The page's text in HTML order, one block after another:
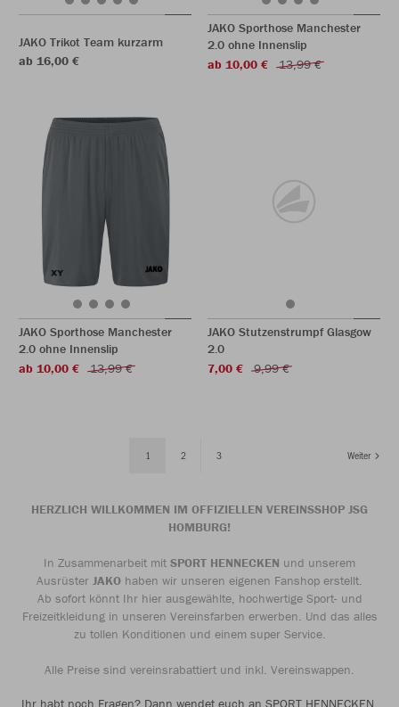
JAKO Trikot Team kurzarm
ab 16,00 €
JAKO Sporthose Manchester
2.0 ohne Innenslip
ab 10,00 €
13,99 €
JAKO Sporthose Manchester
2.0 ohne Innenslip
ab 10,00 €
13,99 €
JAKO Stutzenstrumpf Glasgow
2.0
7,00 €
9,99 €
1 2 3 Weiter
HERZLICH WILLKOMMEN IM OFFIZIELLEN VEREINSSHOP JSG
HOMBURG!
In Zusammenarbeit mit SPORT HENNECKEN und unserem
Ausrüster JAKO haben wir unseren eigenen Fanshop erstellt.
Ab sofort könnt Ihr hier ausgewählte, hochwertige Sport- und
Freizeitkleidung in unseren Vereinsfarben erwerben. Und das alles
zu tollen Konditionen und einem super Service.
Alle Preise sind vereinsrabattiert und inkl. Vereinswappen.
Ihr habt noch Fragen? Dann wendet euch an SPORT HENNECKEN.